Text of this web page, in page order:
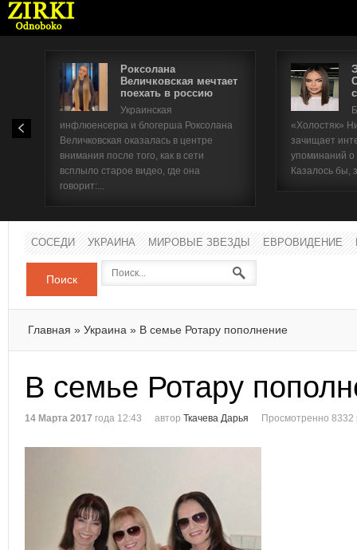
Роксолана
Величковская мечтает
поехать в россию
Украинская
инфлюенсерка и блогерша Роксолана
Величковская оказалась в центре
внимания после того, как в сети
всплыло старое видео, где она
говорит:...
«Холостяк»
зачищает
упоминаний
Казалось бы,
СОСЕДИ УКРАИНА МИРОВЫЕ ЗВЕЗДЫ ЕВРОВИДЕНИЕ
Поиск
Главная » Украина » В семье Ротару пополнение
В семье Ротару
14 Марта 2017 года 12:43 автор Ткачева Дарья Просмотренно 8332
Имя